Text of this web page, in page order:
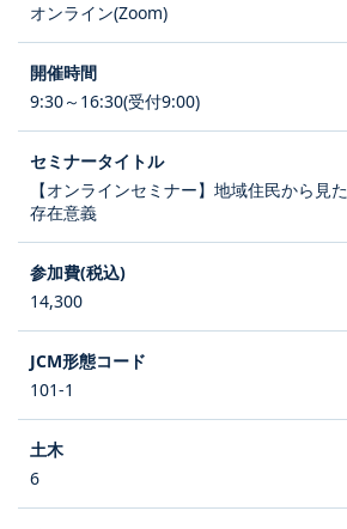
オンライン(Zoom)
9:30～16:30(受付9:00)
【オンラインセミナー】地域住民から見
存在意義
14,300
101-1
6